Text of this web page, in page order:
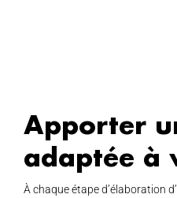
Apporter
adaptée à
À chaque étape d’élaboration